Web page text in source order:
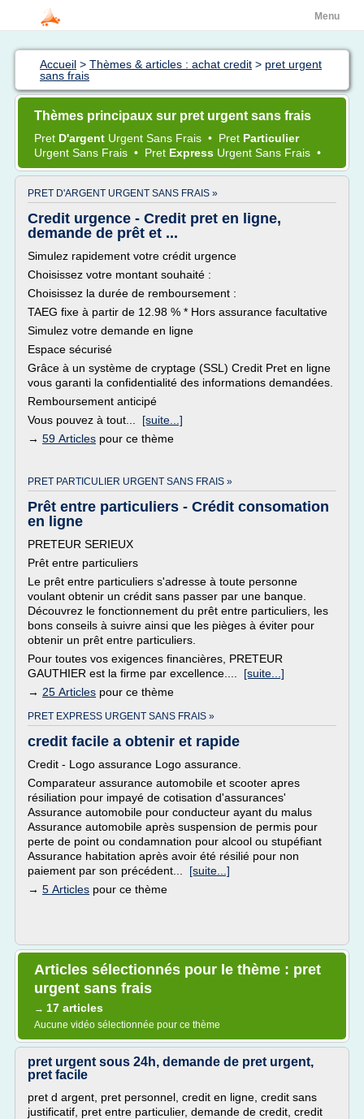
Menu
Accueil > Thèmes & articles : achat credit > pret urgent
sans frais
Thèmes principaux sur pret urgent sans frais
Pret D'argent Urgent Sans Frais • Pret Particulier
Urgent Sans Frais • Pret Express Urgent Sans Frais •
PRET D'ARGENT URGENT SANS FRAIS »
Credit urgence - Credit pret en ligne,
demande de prêt et ...
Simulez rapidement votre crédit urgence
Choisissez votre montant souhaité :
Choisissez la durée de remboursement :
TAEG fixe à partir de 12.98 % * Hors assurance facultative
Simulez votre demande en ligne
Espace sécurisé
Grâce à un système de cryptage (SSL) Credit Pret en ligne
vous garanti la confidentialité des informations demandées.
Remboursement anticipé
Vous pouvez à tout... [suite...]
→ 59 Articles pour ce thème
PRET PARTICULIER URGENT SANS FRAIS »
Prêt entre particuliers - Crédit consomation
en ligne
PRETEUR SERIEUX
Prêt entre particuliers
Le prêt entre particuliers s'adresse à toute personne
voulant obtenir un crédit sans passer par une banque.
Découvrez le fonctionnement du prêt entre particuliers, les
bons conseils à suivre ainsi que les pièges à éviter pour
obtenir un prêt entre particuliers.
Pour toutes vos exigences financières, PRETEUR
GAUTHIER est la firme par excellence.... [suite...]
→ 25 Articles pour ce thème
PRET EXPRESS URGENT SANS FRAIS »
credit facile a obtenir et rapide
Credit - Logo assurance Logo assurance.
Comparateur assurance automobile et scooter apres
résiliation pour impayé de cotisation d'assurances'
Assurance automobile pour conducteur ayant du malus
Assurance automobile après suspension de permis pour
perte de point ou condamnation pour alcool ou stupéfiant
Assurance habitation après avoir été résilié pour non
paiement par son précédent... [suite...]
→ 5 Articles pour ce thème
Articles sélectionnés pour le thème : pret
urgent sans frais
→ 17 articles
Aucune vidéo sélectionnée pour ce thème
pret urgent sous 24h, demande de pret urgent,
pret facile
pret d argent, pret personnel, credit en ligne, credit sans
justificatif, pret entre particulier, demande de credit, credit